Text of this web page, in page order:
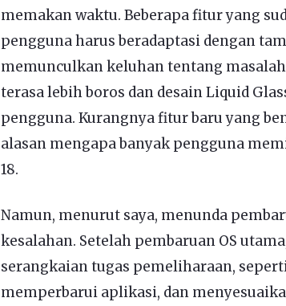
memakan waktu. Beberapa fitur yang
pengguna harus beradaptasi dengan
memunculkan keluhan tentang
terasa lebih boros dan desain Liquid
pengguna. Kurangnya fitur baru yang
alasan mengapa banyak pengguna
18.
Namun, menurut saya, menunda
kesalahan. Setelah pembaruan OS
serangkaian tugas pemeliharaan,
memperbarui aplikasi, dan